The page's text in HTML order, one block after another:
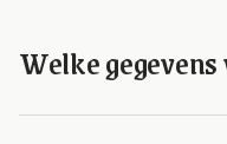
Welke